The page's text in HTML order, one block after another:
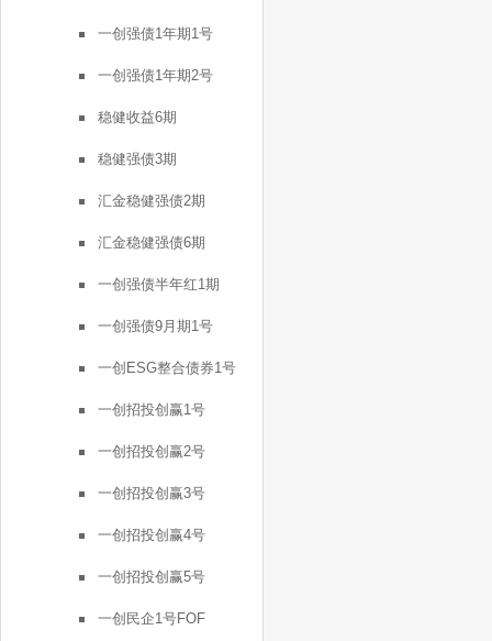
一创强债1年期1号
一创强债1年期2号
稳健收益6期
稳健强债3期
汇金稳健强债2期
汇金稳健强债6期
一创强债半年红1期
一创强债9月期1号
一创ESG整合债券1号
一创招投创赢1号
一创招投创赢2号
一创招投创赢3号
一创招投创赢4号
一创招投创赢5号
一创民企1号FOF